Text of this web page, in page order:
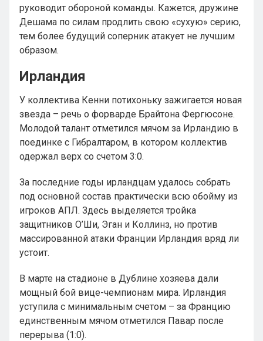
руководит обороной команды. Кажется, дружине
Дешама по силам продлить свою «сухую» серию,
тем более будущий соперник атакует не лучшим
образом.
Ирландия
У коллектива Кенни потихоньку зажигается новая
звезда – речь о форварде Брайтона Фергюсоне.
Молодой талант отметился мячом за Ирландию в
поединке с Гибралтаром, в котором коллектив
одержал верх со счетом 3:0.
За последние годы ирландцам удалось собрать
под основной состав практически всю обойму из
игроков АПЛ. Здесь выделяется тройка
защитников О’Ши, Эган и Коллинз, но против
массированной атаки Франции Ирландия вряд ли
устоит.
В марте на стадионе в Дублине хозяева дали
мощный бой вице-чемпионам мира. Ирландия
уступила с минимальным счетом – за Францию
единственным мячом отметился Павар после
перерыва (1:0).